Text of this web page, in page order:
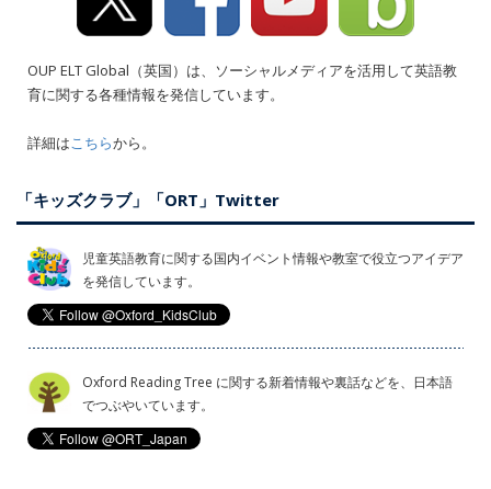
OUP ELT Global（英国）は、ソーシャルメディアを活用して英語教
育に関する各種情報を発信しています。
詳細はこちらから。
「キッズクラブ」「ORT」Twitter
児童英語教育に関する国内イベント情報や教室で役立つアイデア
を発信しています。
Oxford Reading Tree に関する新着情報や裏話などを、日本語
でつぶやいています。